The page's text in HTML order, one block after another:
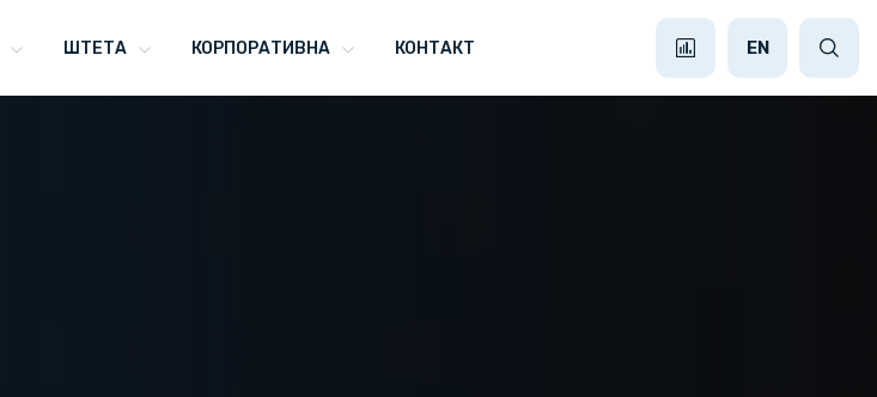
ШТЕТА КОРПОРАТИВНА КОНТАКТ EN